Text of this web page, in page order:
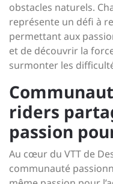
obstacles naturels.
représente un défi à
permettant aux
et de découvrir la
surmonter les
riders
passion
Au cœur du VTT de
communauté